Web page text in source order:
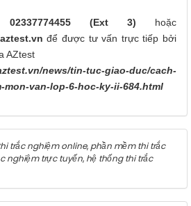
02337774455 (Ext 3) hoặc
để được tư vấn trực tiếp bởi
AZtest
news/tin-tuc-giao-duc/cach-
mon-van-lop-6-hoc-ky-ii-684.html
trắc nghiệm online, phần mềm thi trắc
nghiệm trực tuyến, hệ thống thi trắc